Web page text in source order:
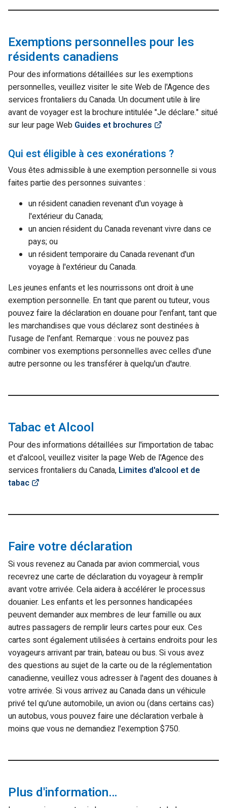
Exemptions personnelles pour les
résidents canadiens
Pour des informations détaillées sur les exemptions
personnelles, veuillez visiter le site Web de l'Agence des
services frontaliers du Canada. Un document utile à lire
avant de voyager est la brochure intitulée"Je déclare." situé
sur leur page Web Guides et brochures
Qui est éligible à ces exonérations ?
Vous êtes admissible à une exemption personnelle si vous
faites partie des personnes suivantes :
un résident canadien revenant d'un voyage à
l'extérieur du Canada;
un ancien résident du Canada revenant vivre dans ce
pays; ou
un résident temporaire du Canada revenant d'un
voyage à l'extérieur du Canada.
Les jeunes enfants et les nourrissons ont droit à une
exemption personnelle. En tant que parent ou tuteur, vous
pouvez faire la déclaration en douane pour l'enfant, tant que
les marchandises que vous déclarez sont destinées à
l'usage de l'enfant. Remarque : vous ne pouvez pas
combiner vos exemptions personnelles avec celles d'une
autre personne ou les transférer à quelqu'un d'autre.
Tabac et Alcool
Pour des informations détaillées sur l'importation de tabac
et d'alcool, veuillez visiter la page Web de l'Agence des
services frontaliers du Canada, Limites d'alcool et de
tabac
Faire votre déclaration
Si vous revenez au Canada par avion commercial, vous
recevrez une carte de déclaration du voyageur à remplir
avant votre arrivée. Cela aidera à accélérer le processus
douanier. Les enfants et les personnes handicapées
peuvent demander aux membres de leur famille ou aux
autres passagers de remplir leurs cartes pour eux. Ces
cartes sont également utilisées à certains endroits pour les
voyageurs arrivant par train, bateau ou bus. Si vous avez
des questions au sujet de la carte ou de la réglementation
canadienne, veuillez vous adresser à l'agent des douanes à
votre arrivée. Si vous arrivez au Canada dans un véhicule
privé tel qu'une automobile, un avion ou (dans certains cas)
un autobus, vous pouvez faire une déclaration verbale à
moins que vous ne demandiez l'exemption $750.
Plus d'information…